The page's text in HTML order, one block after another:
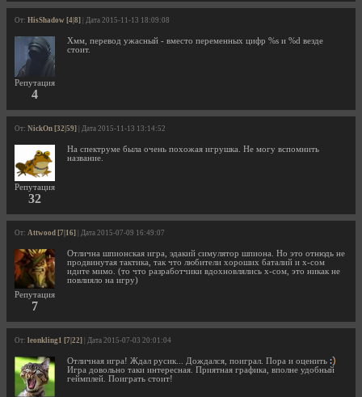
От: HisShadow [4|8] | Дата 2015-11-13 18:09:08
Репутация
4
Хмм, перевод ужасный - вместо переменных цифр %s и %d везде
стоит.
От: NickOn [32|59] | Дата 2015-11-13 13:14:52
Репутация
32
На спектруме была очень похожая игрушка. Не могу вспомнить
название.
От: Attwood [7|16] | Дата 2015-07-09 16:49:07
Репутация
7
Отлична шпионская игра, эдакий симулятор шпиона. Но это отнюдь не
продвинутая тактика, так что любители хороших баталий и х-сом
идите мимо. (то что разработчики вдохновлялись х-сом, это никак не
повлияло на игру)
От: leonkling1 [7|22] | Дата 2015-07-03 20:01:04
Отличная игра! Ждал русик... Дождался, поиграл. Пора и оценить
Игра довольно таки интересная. Приятная графика, вполне удобный
геймплей. Поиграть стоит!